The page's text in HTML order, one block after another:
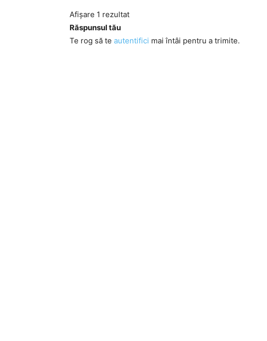
Afișare 1 rezultat
Răspunsul tău
Te rog să te autentifici mai întâi pentru a trimite.